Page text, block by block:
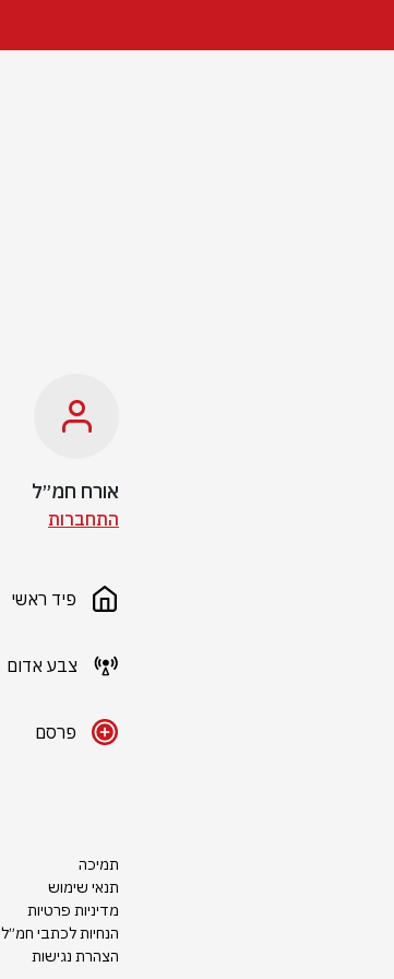
אורח חמ״ל
התחברות
פיד ראשי
צבע אדום
פרסם
תמיכה
תנאי שימוש
מדיניות פרטיות
הנחיות לכתבי חמ״ל
הצהרת נגישות